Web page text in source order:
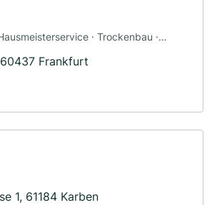
· Trockenbau ·
Frankfurt
1, 61184 Karben